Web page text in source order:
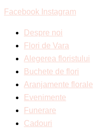
Facebook Instagram
Despre noi
Flori de Vara
Alegerea floristului
Buchete de flori
Aranjamente florale
Evenimente
Funerare
Cadouri